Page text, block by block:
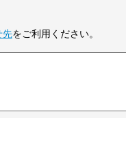
先をご利用ください。